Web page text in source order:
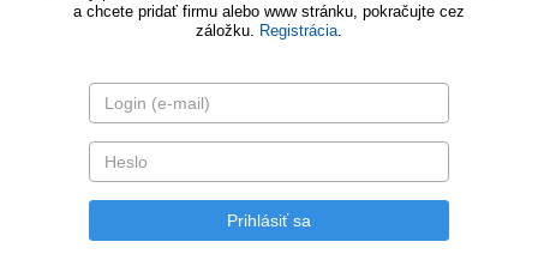
a chcete pridať firmu alebo www stránku, pokračujte cez
záložku. Registrácia.